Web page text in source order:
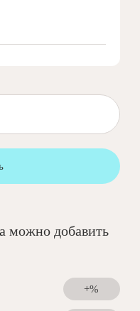
можно добавить
+%